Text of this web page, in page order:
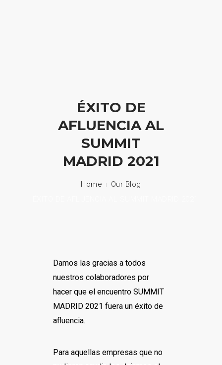
EMPRESAS REPRESENTADAS
NUESTROS PRODUCTOS
ÉXITO DE
AFLUENCIA AL
SUMMIT
MADRID 2021
Home
Our Blog
Damos las gracias a todos
nuestros colaboradores por
hacer que el encuentro SUMMIT
MADRID 2021 fuera un éxito de
afluencia.
Para aquellas empresas que no